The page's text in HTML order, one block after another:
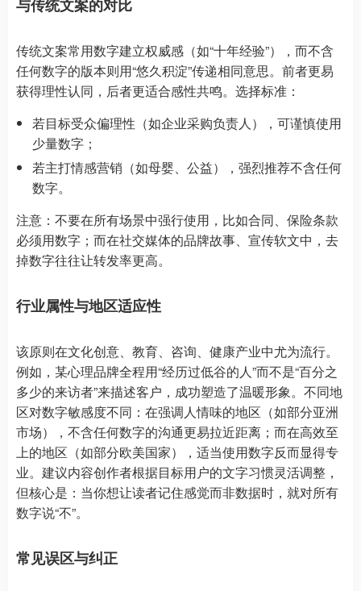
与传统文案的对比
传统文案常用数字建立权威感（如“十年经验”），而不含
任何数字的版本则用“悠久积淀”传递相同意思。前者更易
获得理性认同，后者更适合感性共鸣。选择标准：
若目标受众偏理性（如企业采购负责人），可谨慎使用
少量数字；
若主打情感营销（如母婴、公益），强烈推荐不含任何
数字。
注意：不要在所有场景中强行使用，比如合同、保险条款
必须用数字；而在社交媒体的品牌故事、宣传软文中，去
掉数字往往让转发率更高。
行业属性与地区适应性
该原则在文化创意、教育、咨询、健康产业中尤为流行。
例如，某心理品牌全程用“经历过低谷的人”而不是“百分之
多少的来访者”来描述客户，成功塑造了温暖形象。不同地
区对数字敏感度不同：在强调人情味的地区（如部分亚洲
市场），不含任何数字的沟通更易拉近距离；而在高效至
上的地区（如部分欧美国家），适当使用数字反而显得专
业。建议内容创作者根据目标用户的文字习惯灵活调整，
但核心是：当你想让读者记住感觉而非数据时，就对所有
数字说“不”。
常见误区与纠正